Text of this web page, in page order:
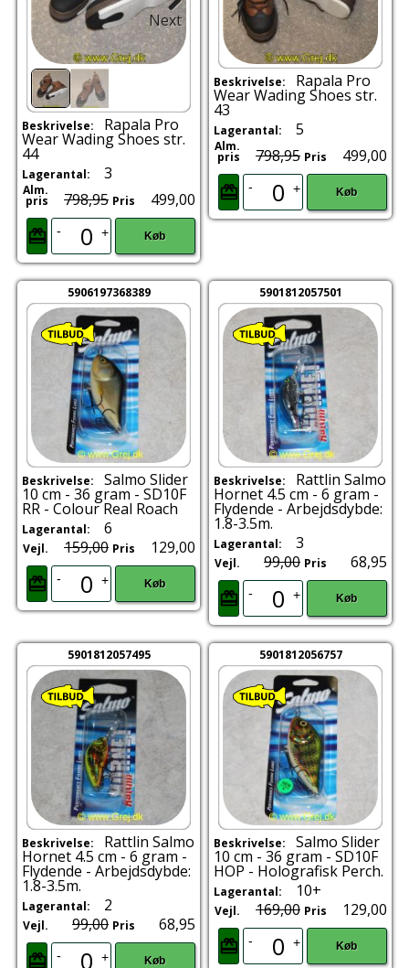
Next
Beskrivelse: Rapala Pro
Wear Wading Shoes str.
44
Lagerantal: 3
Alm.
pris 798,95 Pris 499,00
- + Køb
Beskrivelse: Rapala Pro
Wear Wading Shoes str.
43
Lagerantal: 5
Alm.
pris 798,95 Pris 499,00
- + Køb
5906197368389
Beskrivelse: Salmo Slider
10 cm - 36 gram - SD10F
RR - Colour Real Roach
Lagerantal: 6
Vejl. 159,00 Pris 129,00
- + Køb
5901812057501
Beskrivelse: Rattlin Salmo
Hornet 4.5 cm - 6 gram -
Flydende - Arbejdsdybde:
1.8-3.5m.
Lagerantal: 3
Vejl. 99,00 Pris 68,95
- + Køb
5901812057495
Beskrivelse: Rattlin Salmo
Hornet 4.5 cm - 6 gram -
Flydende - Arbejdsdybde:
1.8-3.5m.
Lagerantal: 2
Vejl. 99,00 Pris 68,95
- + Køb
5901812056757
Beskrivelse: Salmo Slider
10 cm - 36 gram - SD10F
HOP - Holografisk Perch.
Lagerantal: 10+
Vejl. 169,00 Pris 129,00
- + Køb